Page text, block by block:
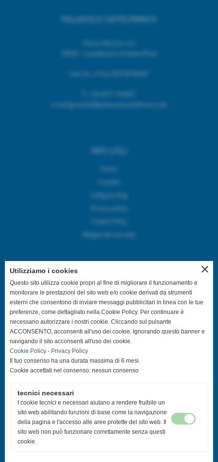
PALLAVOLO CASTELFRANCO
e.mail giovanile@pallavolocastelfranco.net
INFO UTILI
Contatti
Safeguarding
Mappa del sito web
SEGUICI SUI CANALI SOCIAL
@asdpallavolocastelfranco
@asdpallavolocastelfranco
Community Asd Pallavolo Castelfranco
@giovanile_castelfranco
close
Utilizziamo i cookies
Questo sito utilizza cookie propri al fine di migliorare il funzionamento e
monitorare le prestazioni del sito web e/o cookie derivati da strumenti
esterni che consentono di inviare messaggi pubblicitari in linea con le tue
preferenze, come dettagliato nella Cookie Policy. Per continuare è
necessario autorizzare i nostri cookie. Cliccando sul pulsante
ACCONSENTO, acconsenti all'uso dei cookie. Ignorando questo banner e
navigando il sito acconsenti all'uso dei cookie.
Cookie Policy - Privacy Policy
Il tuo consenso ha una durata massima di 6 mesi.
Cookie accettati nel consenso: nessun consenso
tecnici necessari
I cookie tecnici e necessari aiutano a rendere fruibile un
sito web abilitando funzioni di base come la navigazione
della pagina e l'accesso alle aree protette del sito web. Il
sito web non può funzionare correttamente senza questi
cookie.